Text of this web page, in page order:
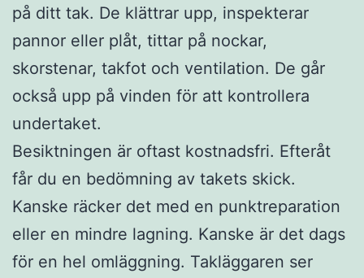
på ditt tak. De klättrar upp, inspekterar
pannor eller plåt, tittar på nockar,
skorstenar, takfot och ventilation. De går
också upp på vinden för att kontrollera
undertaket.
Besiktningen är oftast kostnadsfri. Efteråt
får du en bedömning av takets skick.
Kanske räcker det med en punktreparation
eller en mindre lagning. Kanske är det dags
för en hel omläggning. Takläggaren ser